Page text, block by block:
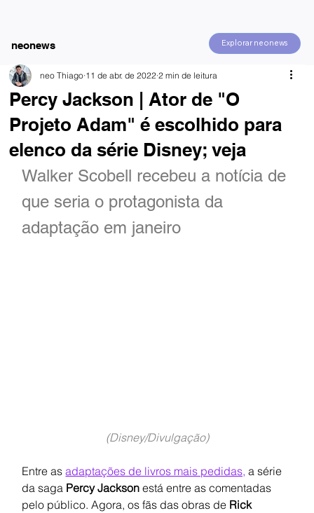
Explorar neonews
neonews
Percy Jackson | Ator de "O
Projeto Adam" é escolhido para
elenco da série Disney; veja
neo Thiago 11 de abr. de 2022 2 min de leitura
Walker Scobell recebeu a notícia de
que seria o protagonista da
adaptação em janeiro
(Disney/Divulgação)
Entre as adaptações de livros mais pedidas, a série
da saga Percy Jackson está entre as comentadas
pelo público. Agora, os fãs das obras de Rick